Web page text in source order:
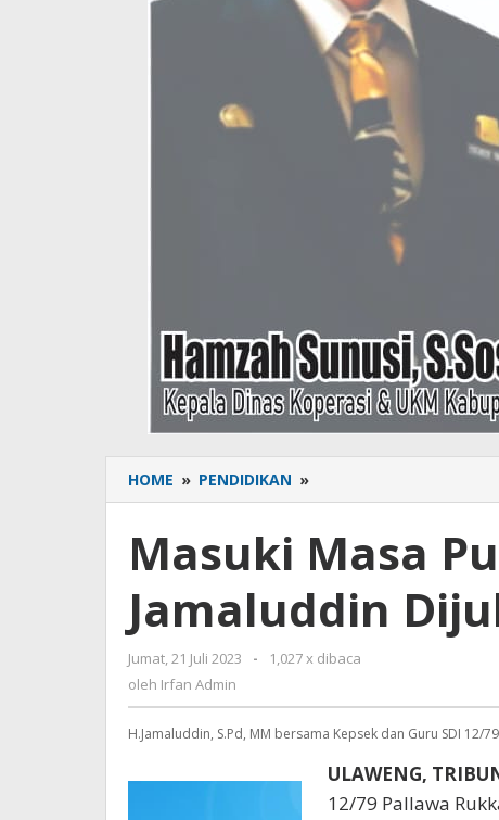
HOME » PENDIDIKAN »
Masa
Bakti,
H.
Jamaluddin
Dijuluki
Tauladan
Masuki Masa
Jamaluddin
Jumat, 21 Juli 2023
oleh
-
1,027 x dibaca
oleh Irfan Admin
H.Jamaluddin, S.Pd, MM bersama Kepsek dan Guru SDI 12/
ULAWENG,
12/79 Pallawa